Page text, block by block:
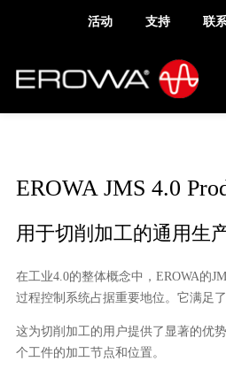
活动 支持 联
EROWA JMS 4.0
用于切削加工的通用生
在工业4.0的整体概念中，EROWA的
过程控制系统占据重要地位。它满足
这为切削加工的用户提供了显著的优
个工件的加工节点和位置。